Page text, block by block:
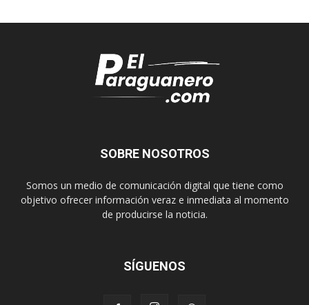
SOBRE NOSOTROS
Somos un medio de comunicación digital que tiene como
objetivo ofrecer información veraz e inmediata al momento
de producirse la noticia.
SÍGUENOS